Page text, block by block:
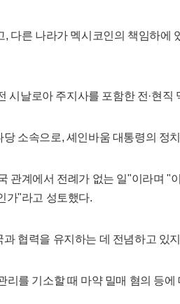
다른 나라가 멕시코인의 책임하
시날로아 주지사를 포함한 전·현
소속으로, 셰인바움 대통령의
관계에서 전례가 없는 일"이라며
가"라고 성토했다.
협력을 유지하는 데 전념하고
리를 기소할 때 마약 밀매 혐의 등